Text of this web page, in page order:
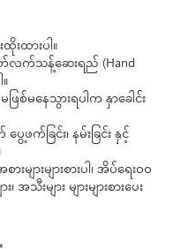
ထားပါ။
က်သန့်ဆေးရည် (Hand
စ်မနေသွားရပါက နှာခေါင်း
က်ခြင်း၊ နမ်းခြင်း နှင့်
များများစားပါ၊ အိပ်ရေးဝဝ
သီးများ များများစားပေး